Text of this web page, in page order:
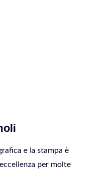
e la stampa è
per molte